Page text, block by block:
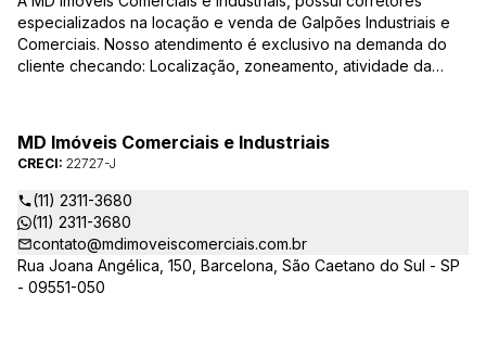
especializados na locação e venda de Galpões Industriais e
Comerciais. Nosso atendimento é exclusivo na demanda do
cliente checando: Localização, zoneamento, atividade da
atender de verdade a sua necessidade!
MD Imóveis Comerciais e Industriais
CRECI: 22727-J
(11) 2311-3680
(11) 2311-3680
contato@mdimoveiscomerciais.com.br
Rua Joana Angélica, 150, Barcelona, São Caetano do Sul - SP
- 09551-050